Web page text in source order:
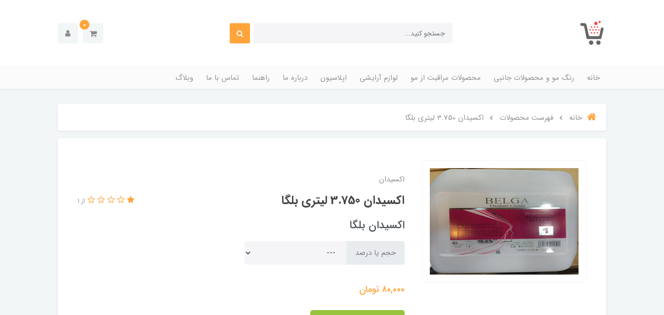
0
خانه رنگ مو و محصولات جانبی محصولات مراقبت از مو لوازم آرایشی اپلاسیون درباره ما راهنما تماس با ما وبلاگ
خانه فهرست محصولات اکسیدان 3.750 لیتری بلگا
اکسیدان
اکسیدان 3.750 لیتری بلگا از 1
اکسیدان بلگا
حجم یا درصد
80,000تومان